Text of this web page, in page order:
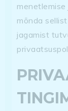
mõnda
jagamist